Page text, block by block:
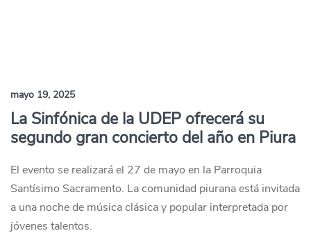
mayo 19, 2025
La Sinfónica de la UDEP ofrecerá su
segundo gran concierto del año en Piura
El evento se realizará el 27 de mayo en la Parroquia
Santísimo Sacramento. La comunidad piurana está invitada
a una noche de música clásica y popular interpretada por
jóvenes talentos.